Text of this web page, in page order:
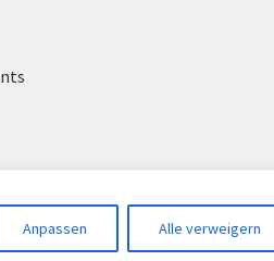
Anpassen Alle verweigern